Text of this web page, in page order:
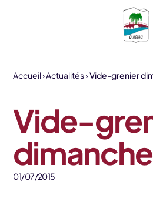
Accueil Actualités Vide-grenier
Vide-
01/07/2015